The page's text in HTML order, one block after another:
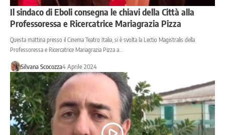
Il sindaco di Eboli consegna le chiavi della Città alla
Professoressa e Ricercatrice Mariagrazia Pizza
Questa mattina presso il Cinema Teatro Italia, si è svolta la Lectio Magistralis della
Professoressa e Ricercatrice Mariagrazia Pizza a…
Silvana Scocozza4 Aprile 2024